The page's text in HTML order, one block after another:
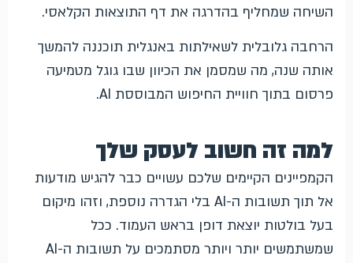
השיחה שמחליף בהדרגה את דף התוצאות הקלאסי.
הרחבה גלובלית לשאילתות באנגלית תוכננה להמשך
אותה שנה, מה שמסמן את הכיוון שבו גוגל מטמיעה
פרסום בתוך חוויית החיפוש המבוססת AI.
למה זה חשוב לעסק שלך
הקמפיינים הקיימים שלכם עשויים כבר להגיש מודעות
אל תוך תשובות ה-AI בלי הגדרה נוספת, וזהו מיקום
בעל בולטות יוצאת דופן בראש העמוד. ככל
שמשתמשים יותר ויותר מסתמכים על תשובות ה-AI